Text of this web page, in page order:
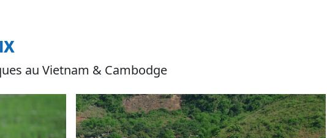
au Vietnam & Cambodge